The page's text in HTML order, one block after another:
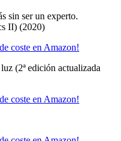
sin ser un experto.
II) (2020)
(2ª edición actualizada